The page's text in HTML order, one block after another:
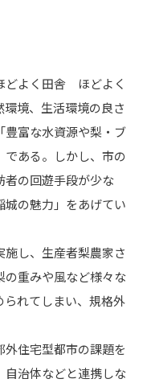
どよく田舎 ほどよく
境、生活環境の良さ
豊富な水資源や梨・ブ
である。しかし、市の
者の回遊手段が少な
城の魅力」をあげてい
し、生産者梨農家さ
の重みや風など様々な
れてしまい、規格外
外住宅型都市の課題を
自治体などと連携しな